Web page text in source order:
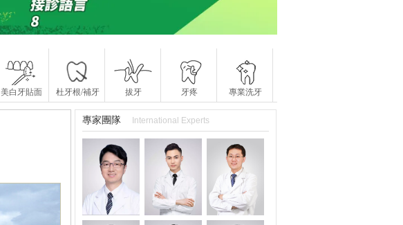
美白牙貼面 杜牙根/補牙 拔牙 牙疼 專業洗牙
專家團隊 International Experts